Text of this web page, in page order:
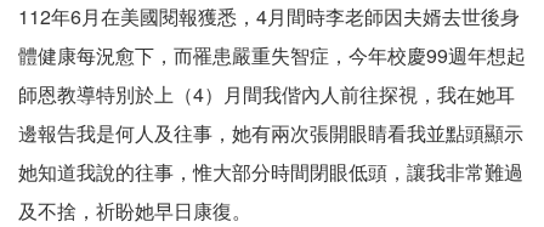
112年6月在美國閱報獲悉，4月間時李老師因夫婿去世後身
體健康每況愈下，而罹患嚴重失智症，今年校慶99週年想起
師恩教導特別於上（4）月間我偕內人前往探視，我在她耳
邊報告我是何人及往事，她有兩次張開眼睛看我並點頭顯示
她知道我說的往事，惟大部分時間閉眼低頭，讓我非常難過
及不捨，祈盼她早日康復。